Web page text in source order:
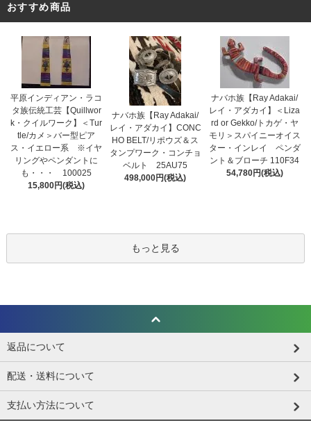
おすすめ商品
平原インディアン・ラコ
タ族伝統工芸【Quillwor
k・クイルワーク】＜Tur
tle/カメ＞バー型ピア
ス・イエロー系 ※イヤ
リングやペンダントに
も・・・ 100025
15,800円(税込)
ナバホ族【Ray Adakai/
レイ・アダカイ】CONC
HO BELT/リポウズ＆ス
タンプワーク・コンチョ
ベルト 25AU75
498,000円(税込)
ナバホ族【Ray Adakai/
レイ・アダカイ】＜Liza
rd or Gekko/トカゲ・ヤ
モリ＞スパイニーオイス
ター・インレイ ペンダ
ント＆ブローチ 110F34
54,780円(税込)
もっと見る
返品について
配送・送料について
支払い方法について